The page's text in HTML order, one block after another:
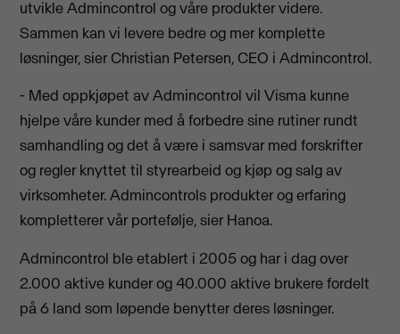
utvikle Admincontrol og våre produkter videre.
Sammen kan vi levere bedre og mer komplette
løsninger, sier Christian Petersen, CEO i Admincontrol.
- Med oppkjøpet av Admincontrol vil Visma kunne
hjelpe våre kunder med å forbedre sine rutiner rundt
samhandling og det å være i samsvar med forskrifter
og regler knyttet til styrearbeid og kjøp og salg av
virksomheter. Admincontrols produkter og erfaring
kompletterer vår portefølje, sier Hanoa.
Admincontrol ble etablert i 2005 og har i dag over
2.000 aktive kunder og 40.000 aktive brukere fordelt
på 6 land som løpende benytter deres løsninger.